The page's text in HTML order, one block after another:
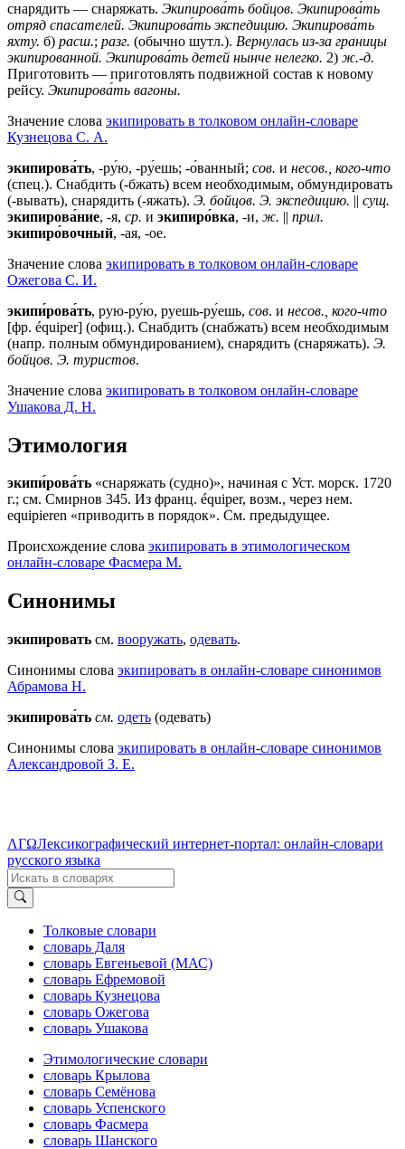
снарядить — снаряжать. Экипирова́ть бойцов. Экипирова́ть
отряд спасателей. Экипирова́ть экспедицию. Экипирова́ть
яхту. б) расш.; разг. (обычно шутл.). Вернулась из-за границы
экипированной. Экипирова́ть детей нынче нелегко. 2) ж.-д.
Приготовить — приготовлять подвижной состав к новому
рейсу. Экипирова́ть вагоны.
Значение слова экипировать в толковом онлайн-словаре
Кузнецова С. А.
экипирова́ть, -ру́ю, -ру́ешь; -о́ванный; сов. и несов., кого-что
(спец.). Снабдить (-бжать) всем необходимым, обмундировать
(-вывать), снарядить (-яжать). Э. бойцов. Э. экспедицию. || сущ.
экипирова́ние, -я, ср. и экипиро́вка, -и, ж. || прил.
экипиро́вочный, -ая, -ое.
Значение слова экипировать в толковом онлайн-словаре
Ожегова C. И.
экипи́рова́ть, рую-ру́ю, руешь-ру́ешь, сов. и несов., кого-что
[фр. équiper] (офиц.). Снабдить (снабжать) всем необходимым
(напр. полным обмундированием), снарядить (снаряжать). Э.
бойцов. Э. туристов.
Значение слова экипировать в толковом онлайн-словаре
Ушакова Д. Н.
Этимология
экипи́рова́ть «снаряжать (судно)», начиная с Уст. морск. 1720
г.; см. Смирнов 345. Из франц. équiper, возм., через нем.
equipieren «приводить в порядок». См. предыдущее.
Происхождение слова экипировать в этимологическом
онлайн-словаре Фасмера М.
Синонимы
экипировать см. вооружать, одевать.
Синонимы слова экипировать в онлайн-словаре синонимов
Абрамова Н.
экипирова́ть см. одеть (одевать)
Синонимы слова экипировать в онлайн-словаре синонимов
Александровой З. Е.
ΛΓΩЛексикографический интернет-портал: онлайн-словари
русского языка
Толковые словари
словарь Даля
словарь Евгеньевой (МАС)
словарь Ефремовой
словарь Кузнецова
словарь Ожегова
словарь Ушакова
Этимологические словари
словарь Крылова
словарь Семёнова
словарь Успенского
словарь Фасмера
словарь Шанского